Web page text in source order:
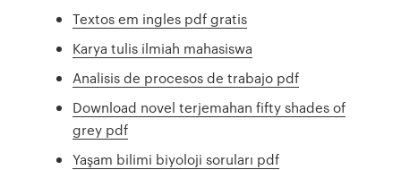
Textos em ingles pdf gratis
Karya tulis ilmiah mahasiswa
Analisis de procesos de trabajo pdf
Download novel terjemahan fifty shades of
grey pdf
Yaşam bilimi biyoloji soruları pdf